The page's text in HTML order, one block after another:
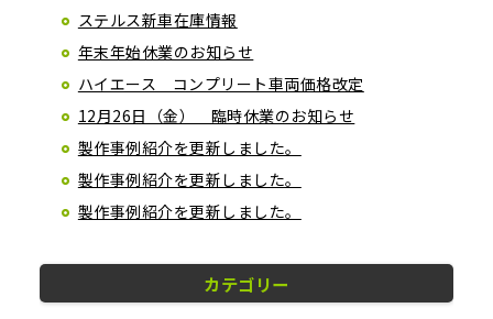
ステルス新車在庫情報
年末年始休業のお知らせ
ハイエース コンプリート車両価格改定
12月26日（金） 臨時休業のお知らせ
製作事例紹介を更新しました。
製作事例紹介を更新しました。
製作事例紹介を更新しました。
カテゴリー